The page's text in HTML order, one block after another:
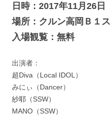
日時：2017年11月26日
場所：クルン高岡Ｂ１
入場観覧：無料
出演者：
超Diva（Local IDOL）
みにぃ（Dancer）
紗耶（SSW）
MANO（SSW）